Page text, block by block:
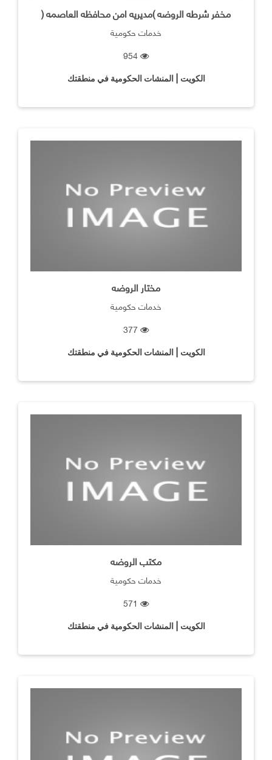
مخفر شرطه الروضه )مديريه امن محافظه العاصمه (
خدمات حكومية
الكويت | المنشات الحكومية في منطقتك
مختار الروضه
خدمات حكومية
الكويت | المنشات الحكومية في منطقتك
مكتب الروضه
خدمات حكومية
الكويت | المنشات الحكومية في منطقتك